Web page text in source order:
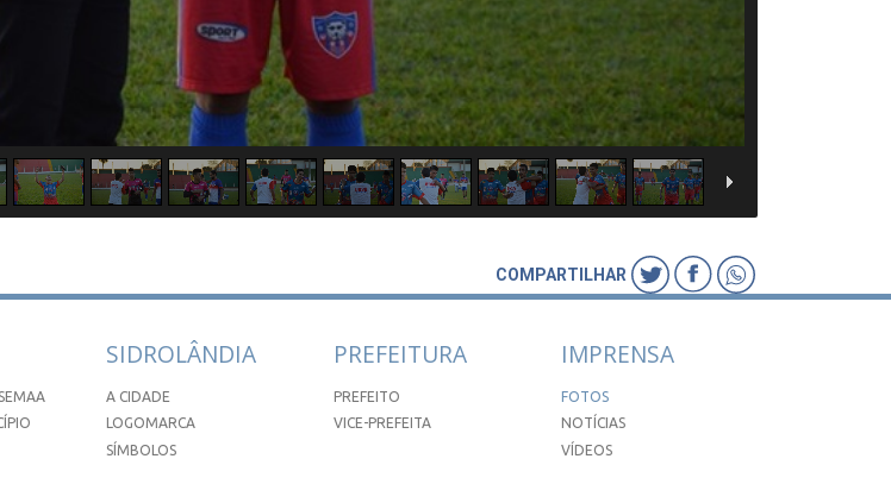
COMPARTILHAR
SIDROLÂNDIA
A CIDADE
LOGOMARCA
SÍMBOLOS
PREFEITURA
PREFEITO
VICE-PREFEITA
IMPRENSA
FOTOS
NOTÍCIAS
VÍDEOS